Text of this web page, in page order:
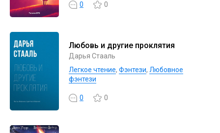
0 0
Любовь и другие проклятия
Дарья Стааль
Легкое чтение, Фэнтези, Любовное
фэнтези
0 0